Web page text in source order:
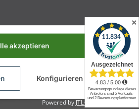
Powered by JTL-Shop
akzeptieren
Konfigurieren
✕